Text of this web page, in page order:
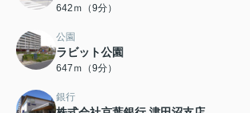
642ｍ（9分）
公園
ラビット公園
647ｍ（9分）
銀行